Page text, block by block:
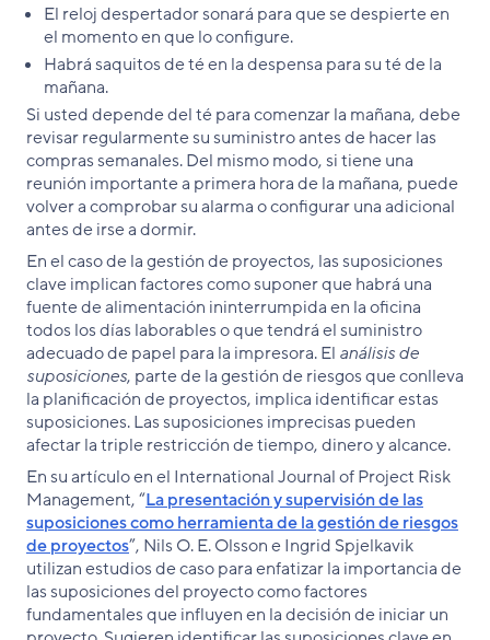
El reloj despertador sonará para que se despierte en
el momento en que lo configure.
Habrá saquitos de té en la despensa para su té de la
mañana.
Si usted depende del té para comenzar la mañana, debe
revisar regularmente su suministro antes de hacer las
compras semanales. Del mismo modo, si tiene una
reunión importante a primera hora de la mañana, puede
volver a comprobar su alarma o configurar una adicional
antes de irse a dormir.
En el caso de la gestión de proyectos, las suposiciones
clave implican factores como suponer que habrá una
fuente de alimentación ininterrumpida en la oficina
todos los días laborables o que tendrá el suministro
adecuado de papel para la impresora. El análisis de
suposiciones, parte de la gestión de riesgos que conlleva
la planificación de proyectos, implica identificar estas
suposiciones. Las suposiciones imprecisas pueden
afectar la triple restricción de tiempo, dinero y alcance.
En su artículo en el International Journal of Project Risk
Management, “La presentación y supervisión de las
suposiciones como herramienta de la gestión de riesgos
de proyectos”, Nils O. E. Olsson e Ingrid Spjelkavik
utilizan estudios de caso para enfatizar la importancia de
las suposiciones del proyecto como factores
fundamentales que influyen en la decisión de iniciar un